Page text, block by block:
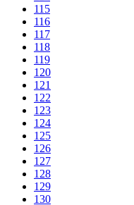
115
116
117
118
119
120
121
122
123
124
125
126
127
128
129
130